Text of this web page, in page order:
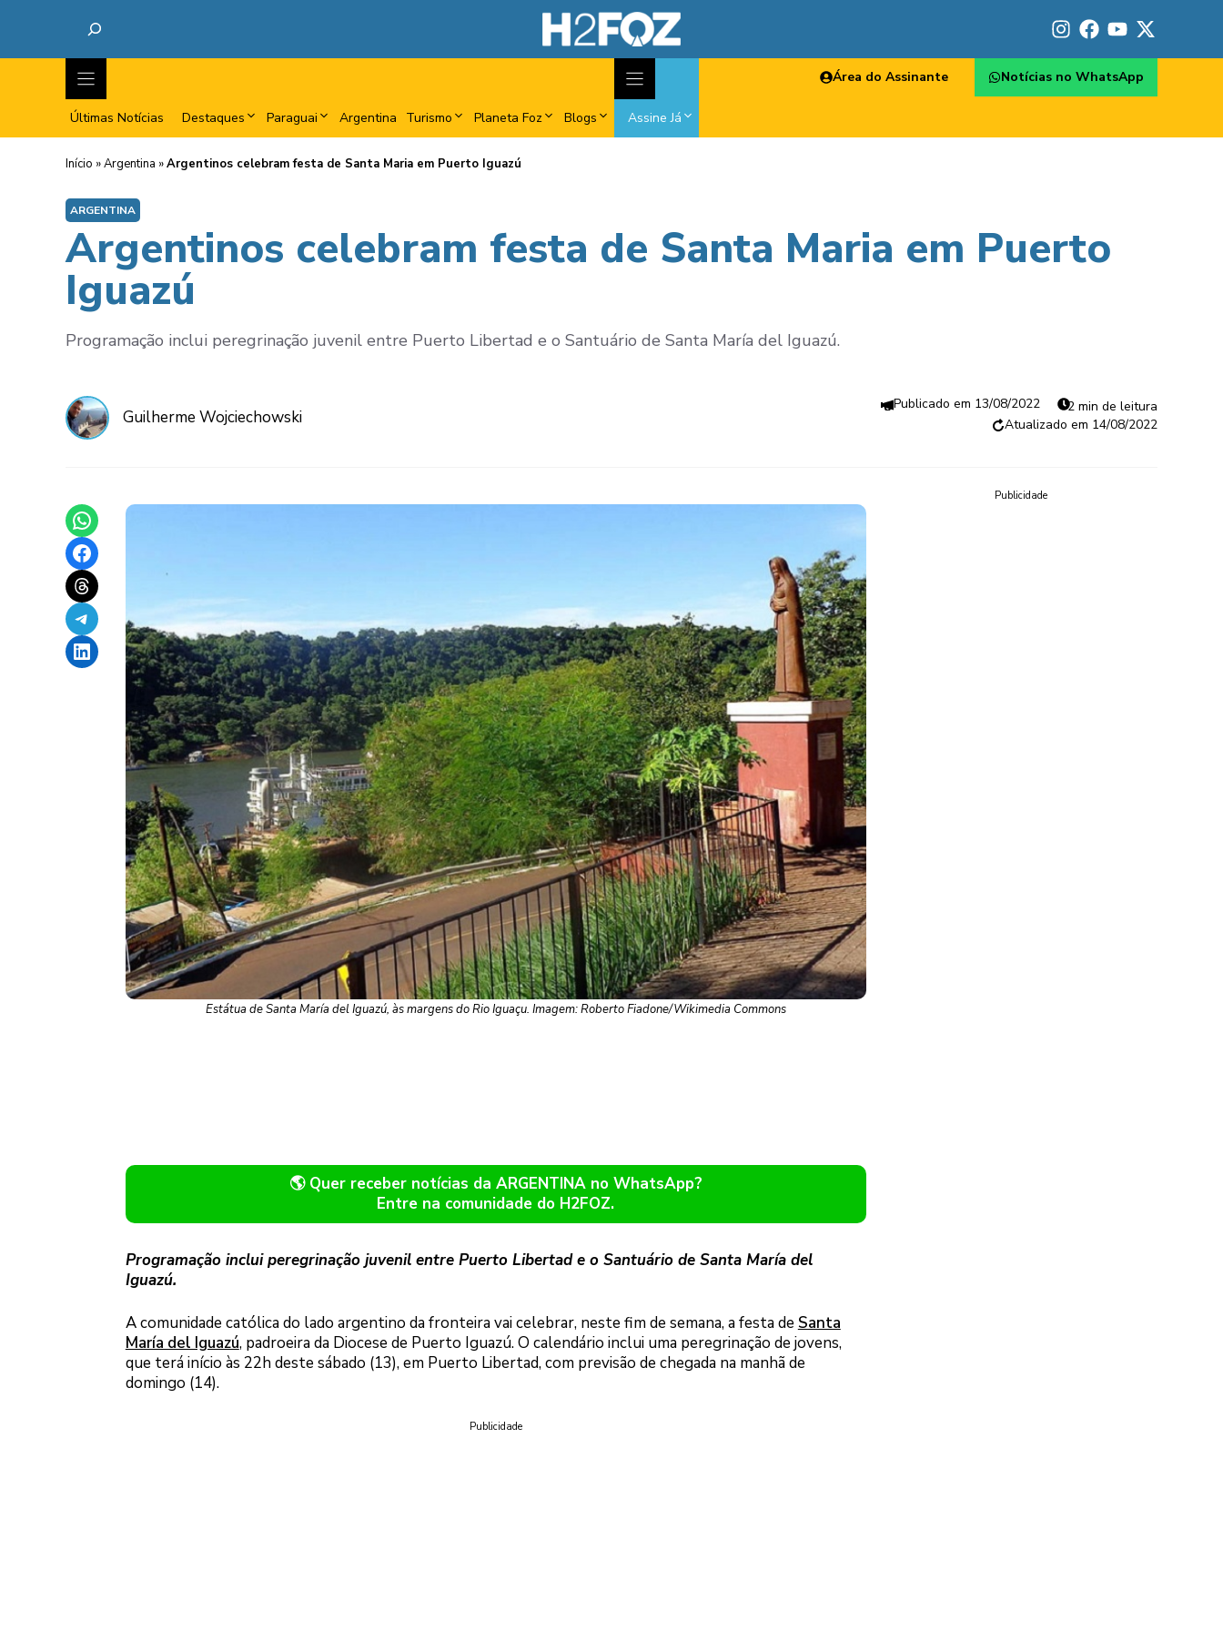
Últimas Notícias Destaques Paraguai Argentina Turismo Planeta Foz Blogs Assine Já
Área do Assinante Notícias no WhatsApp
Início »Argentina »Argentinos celebram festa de Santa Maria em Puerto Iguazú
ARGENTINA
Argentinos celebram festa de Santa Maria em Puerto
Iguazú
Programação inclui peregrinação juvenil entre Puerto Libertad e o Santuário de Santa María del Iguazú.
Guilherme Wojciechowski
13/08/2022
2 min de leitura
14/08/2022
Share on WhatsApp
Share on Facebook
Share on Threads
Share on Telegram
Share on LinkedIn
Estátua de Santa María del Iguazú, às margens do Rio Iguaçu. Imagem: Roberto Fiadone/Wikimedia Commons
🌎 Quer receber notícias da ARGENTINA no WhatsApp?
Entre na comunidade do H2FOZ.
Programação inclui peregrinação juvenil entre Puerto Libertad e o Santuário de Santa María del
Iguazú.
A comunidade católica do lado argentino da fronteira vai celebrar, neste fim de semana, a festa de Santa
María del Iguazú, padroeira da Diocese de Puerto Iguazú. O calendário inclui uma peregrinação de jovens,
que terá início às 22h deste sábado (13), em Puerto Libertad, com previsão de chegada na manhã de
domingo (14).
Publicidade
Publicidade